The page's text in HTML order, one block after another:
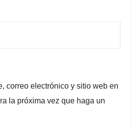
correo electrónico y sitio web en
la próxima vez que haga un